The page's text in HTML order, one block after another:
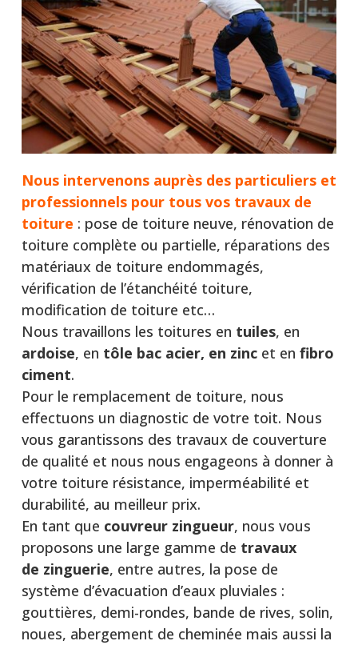
Nous intervenons auprès des particuliers et
professionnels pour tous vos travaux de
toiture : pose de toiture neuve, rénovation de
toiture complète ou partielle, réparations des
matériaux de toiture endommagés,
vérification de l’étanchéité toiture,
modification de toiture etc…
Nous travaillons les toitures en tuiles, en
ardoise, en tôle bac acier, en zinc et en fibro
ciment.
Pour le remplacement de toiture, nous
effectuons un diagnostic de votre toit. Nous
vous garantissons des travaux de couverture
de qualité et nous nous engageons à donner à
votre toiture résistance, imperméabilité et
durabilité, au meilleur prix.
En tant que couvreur zingueur, nous vous
proposons une large gamme de travaux
de zinguerie, entre autres, la pose de
système d’évacuation d’eaux pluviales :
gouttières, demi-rondes, bande de rives, solin,
noues, abergement de cheminée mais aussi la